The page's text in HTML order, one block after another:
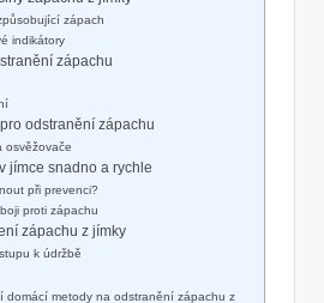
zápach
indikátory
zápachu
odstranění zápachu
osvěžovače
jímce snadno a rychle
při prevenci?
proti zápachu
zápachu z jímky
k údržbě
domácí metody na odstranění zápachu z